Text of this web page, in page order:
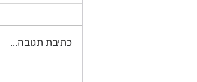
כתיבת תגובה...